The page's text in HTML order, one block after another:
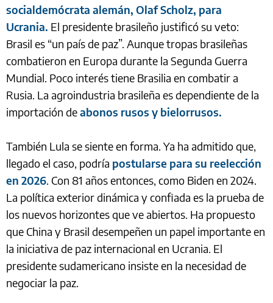
socialdemócrata alemán, Olaf Scholz, para
Ucrania. El presidente brasileño justificó su veto:
Brasil es “un país de paz”. Aunque tropas brasileñas
combatieron en Europa durante la Segunda Guerra
Mundial. Poco interés tiene Brasilia en combatir a
Rusia. La agroindustria brasileña es dependiente de la
importación deabonos rusos y bielorrusos.
También Lula se siente en forma. Ya ha admitido que,
llegado el caso, podría postularse para su reelección
en 2026. Con 81 años entonces, como Biden en 2024.
La política exterior dinámica y confiada es la prueba de
los nuevos horizontes que ve abiertos. Ha propuesto
que China y Brasil desempeñen un papel importante en
la iniciativa de paz internacional en Ucrania. El
presidente sudamericano insiste en la necesidad de
negociar la paz.